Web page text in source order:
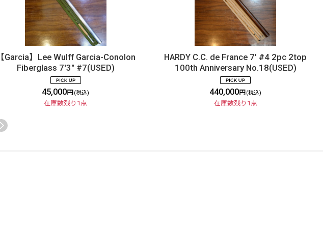
【Garcia】Lee Wulff Garcia-Conolon
Fiberglass 7'3" #7(USED)
45,000円 (税込)
在庫数残り1点
HARDY C.C. de France 7' #4 2pc 2top
100th Anniversary No.18(USED)
440,000円 (税込)
在庫数残り1点